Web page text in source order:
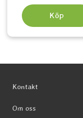
Köp
Kontakt
Om oss